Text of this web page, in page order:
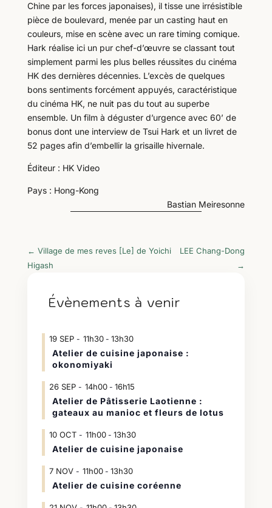
Chine par les forces japonaises), il tisse une irrésistible
pièce de boulevard, menée par un casting haut en
couleurs, mise en scène avec un rare timing comique.
Hark réalise ici un pur chef-d’œuvre se classant tout
simplement parmi les plus belles réussites du cinéma
HK des dernières décennies. L’excès de quelques
bons sentiments forcément appuyés, caractéristique
du cinéma HK, ne nuit pas du tout au superbe
ensemble. Un film à déguster d’urgence avec 60’ de
bonus dont une interview de Tsui Hark et un livret de
52 pages afin d’embellir la grisaille hivernale.
Éditeur : HK Video
Pays : Hong-Kong
Bastian Meiresonne
← Village de mes reves [Le] de Yoichi
Higash
LEE Chang-Dong
→
Évènements à venir
19 SEP 11h30- 13h30
Atelier de cuisine japonaise :
okonomiyaki
26 SEP 14h00- 16h15
Atelier de Pâtisserie Laotienne :
gateaux au manioc et fleurs de lotus
10 OCT 11h00- 13h30
Atelier de cuisine japonaise
7 NOV 11h00- 13h30
Atelier de cuisine coréenne